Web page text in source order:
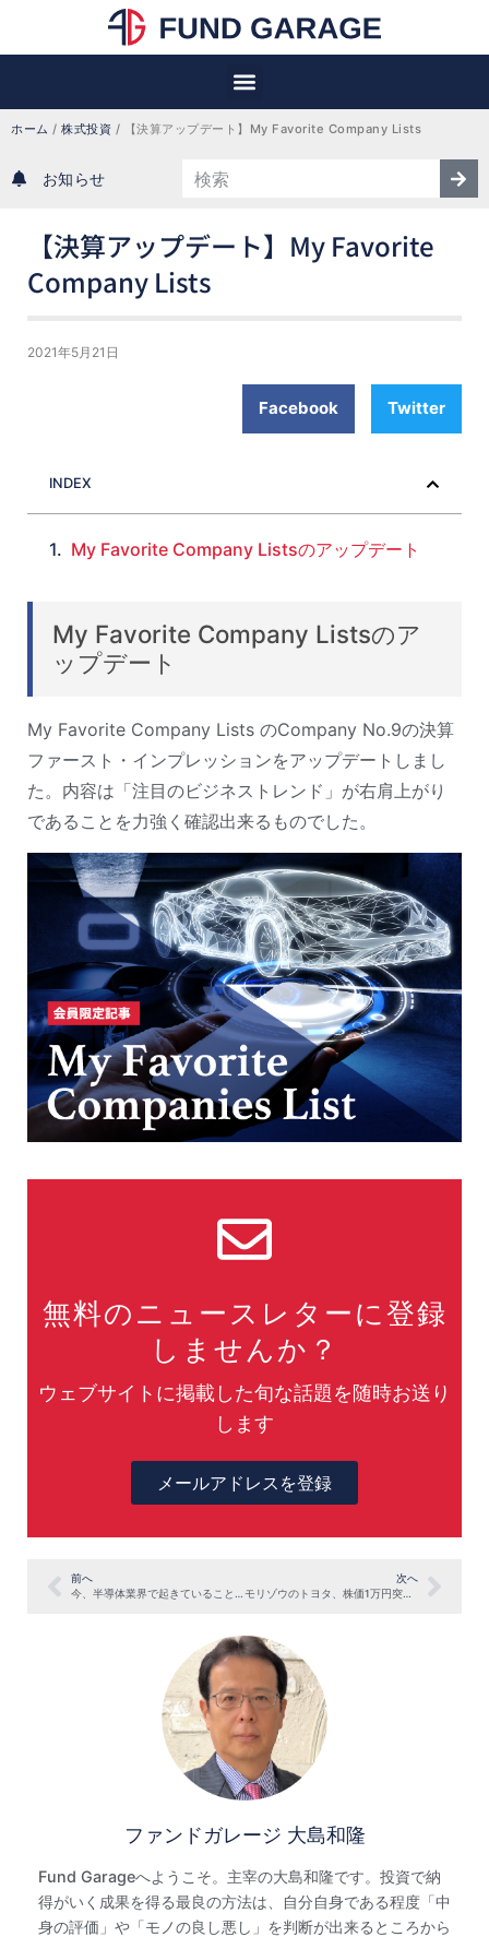
ホーム / 株式投資 / 【決算アップデート】My Favorite Company Lists
お知らせ
【決算アップデート】My Favorite
Company Lists
2021年5月21日
Facebook Twitter
INDEX
My Favorite Company Listsのアップデート
My Favorite Company Listsのア
ップデート
My Favorite Company Lists のCompany No.9の決算
ファースト・インプレッションをアップデートしまし
た。内容は「注目のビジネストレンド」が右肩上がり
であることを力強く確認出来るものでした。
無料のニュースレターに登録
しませんか？
ウェブサイトに掲載した旬な話題を随時お送り
します
メールアドレスを登録
前へ
今、半導体業界で起きていること：AMDのザイリンクス買収、さよならインテルなど （Part-2）
次へ
モリゾウのトヨタ、株価1万円突破を祝す！
ファンドガレージ 大島和隆
Fund Garageへようこそ。主宰の大島和隆です。投資で納
得がいく成果を得る最良の方法は、自分自身である程度「中
身の評価」や「モノの良し悪し」を判断が出来るところから